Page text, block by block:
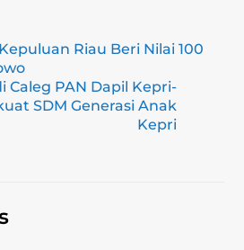
e c
b
at
A
p
Li
ar
Riau Beri Nilai 100
Caleg PAN Dapil Kepri-
SDM Generasi Anak
Kepri